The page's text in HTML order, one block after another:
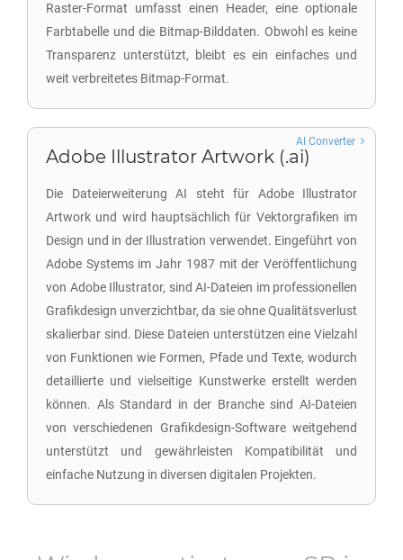
Raster-Format umfasst einen Header, eine optionale
Farbtabelle und die Bitmap-Bilddaten. Obwohl es keine
Transparenz unterstützt, bleibt es ein einfaches und
weit verbreitetes Bitmap-Format.
Adobe Illustrator Artwork (.ai)
Die Dateierweiterung AI steht für Adobe Illustrator
Artwork und wird hauptsächlich für Vektorgrafiken im
Design und in der Illustration verwendet. Eingeführt von
Adobe Systems im Jahr 1987 mit der Veröffentlichung
von Adobe Illustrator, sind AI-Dateien im professionellen
Grafikdesign unverzichtbar, da sie ohne Qualitätsverlust
skalierbar sind. Diese Dateien unterstützen eine Vielzahl
von Funktionen wie Formen, Pfade und Texte, wodurch
detaillierte und vielseitige Kunstwerke erstellt werden
können. Als Standard in der Branche sind AI-Dateien
von verschiedenen Grafikdesign-Software weitgehend
unterstützt und gewährleisten Kompatibilität und
einfache Nutzung in diversen digitalen Projekten.
AI Converter